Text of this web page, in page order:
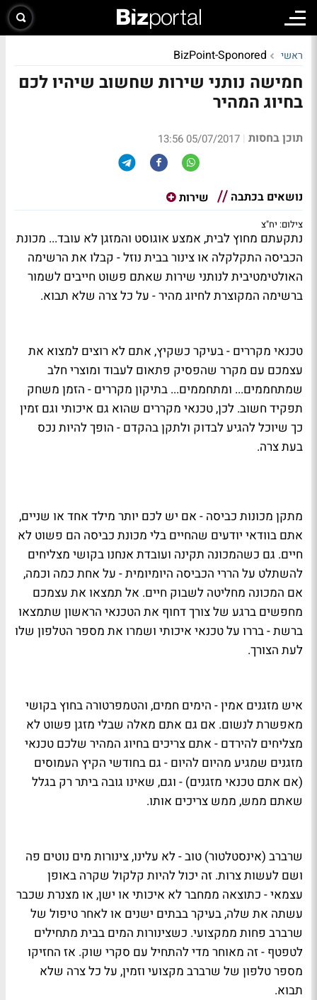
ראשי BizPoint-Sponored
חמישה נותני שירות שחשוב שיהיו לכם
בחיוג המהיר
תוכן בחסות |
05/07/2017 13:56
נושאים בכתבה שירות
צילום: יח"צ
נתקעתם מחוץ לבית, אמצע אוגוסט והמזגן לא עובד... מכונת
הכביסה התקלקלה או צינור בבית נוזל - קבלו את הרשימה
האולטימטיבית לנותני שירות שאתם פשוט חייבים לשמור
ברשימה המקוצרת לחיוג מהיר - על כל צרה שלא תבוא.
טכנאי מקררים - בעיקר כשקיץ, אתם לא רוצים למצוא את
עצמכם עם מקרר שהפסיק פתאום לעבוד ומוצרי חלב
שמתחממים... ומתחממים... בתיקון מקררים - הזמן משחק
תפקיד חשוב. לכן, טכנאי מקררים שהוא גם איכותי וגם זמין
כך שיוכל להגיע לבדוק ולתקן בהקדם - הופך להיות נכס
בעת צרה.
מתקן מכונות כביסה - אם יש לכם יותר מילד אחד או שניים,
אתם בוודאי יודעים שהחיים בלי מכונת כביסה הם פשוט לא
חיים. גם כשהמכונה תקינה ועובדת אנחנו בקושי מצליחים
להשתלט על הררי הכביסה היומיומית - על אחת כמה וכמה,
אם המכונה מחליטה לשבוק חיים. אל תמצאו את עצמכם
מחפשים ברגע של צורך דחוף את הטכנאי הראשון שתמצאו
ברשת - בררו על טכנאי איכותי ושמרו את מספר הטלפון שלו
לעת הצורך.
איש מזגנים אמין - הימים חמים, והטמפרטורה בחוץ בקושי
מאפשרת לנשום. אם גם אתם מאלה שבלי מזגן פשוט לא
מצליחים להירדם - אתם צריכים בחיוג המהיר שלכם טכנאי
מזגנים שמגיע מהיום להיום - גם בחודשי הקיץ העמוסים
(אם אתם טכנאי מזגנים) - וגם, שאינו גובה ביתר רק בגלל
שאתם ממש, ממש צריכים אותו.
שרברב (אינסטלטור) טוב - לא עלינו, צינורות מים נוטים פה
ושם לעשות צרות. זה יכול להיות קלקול שקרה באופן
עצמאי - כתוצאה ממחבר לא איכותי או ישן, או מצנרת שכבר
עשתה את שלה, בעיקר בבתים ישנים או לאחר טיפול של
שרברב פחות ממקצועי. כשצינורות המים בבית מתחילים
לטפטף - זה מאוחר מדי להתחיל עם סקרי שוק. אז החזיקו
מספר טלפון של שרברב מקצועי וזמין, על כל צרה שלא
תבוא.